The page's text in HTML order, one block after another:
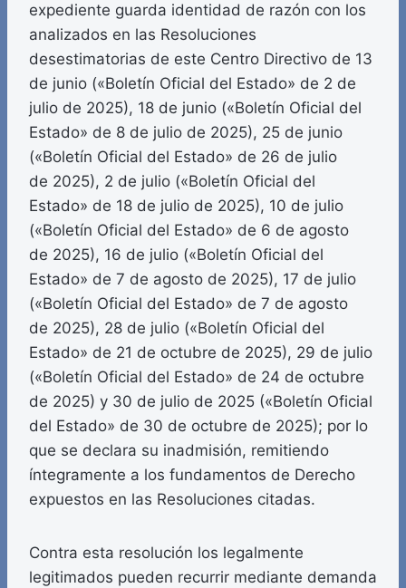
expediente guarda identidad de razón con los
analizados en las Resoluciones
desestimatorias de este Centro Directivo de 13
de junio («Boletín Oficial del Estado» de 2 de
julio de 2025), 18 de junio («Boletín Oficial del
Estado» de 8 de julio de 2025), 25 de junio
(«Boletín Oficial del Estado» de 26 de julio
de 2025), 2 de julio («Boletín Oficial del
Estado» de 18 de julio de 2025), 10 de julio
(«Boletín Oficial del Estado» de 6 de agosto
de 2025), 16 de julio («Boletín Oficial del
Estado» de 7 de agosto de 2025), 17 de julio
(«Boletín Oficial del Estado» de 7 de agosto
de 2025), 28 de julio («Boletín Oficial del
Estado» de 21 de octubre de 2025), 29 de julio
(«Boletín Oficial del Estado» de 24 de octubre
de 2025) y 30 de julio de 2025 («Boletín Oficial
del Estado» de 30 de octubre de 2025); por lo
que se declara su inadmisión, remitiendo
íntegramente a los fundamentos de Derecho
expuestos en las Resoluciones citadas.
Contra esta resolución los legalmente
legitimados pueden recurrir mediante demanda